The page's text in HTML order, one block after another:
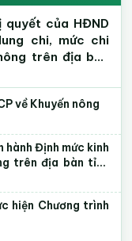
quyết của HĐND
chi, mức chi
trên địa bàn
về Khuyến nông
hành Định mức kinh
trên địa bàn tỉnh
hiện Chương trình